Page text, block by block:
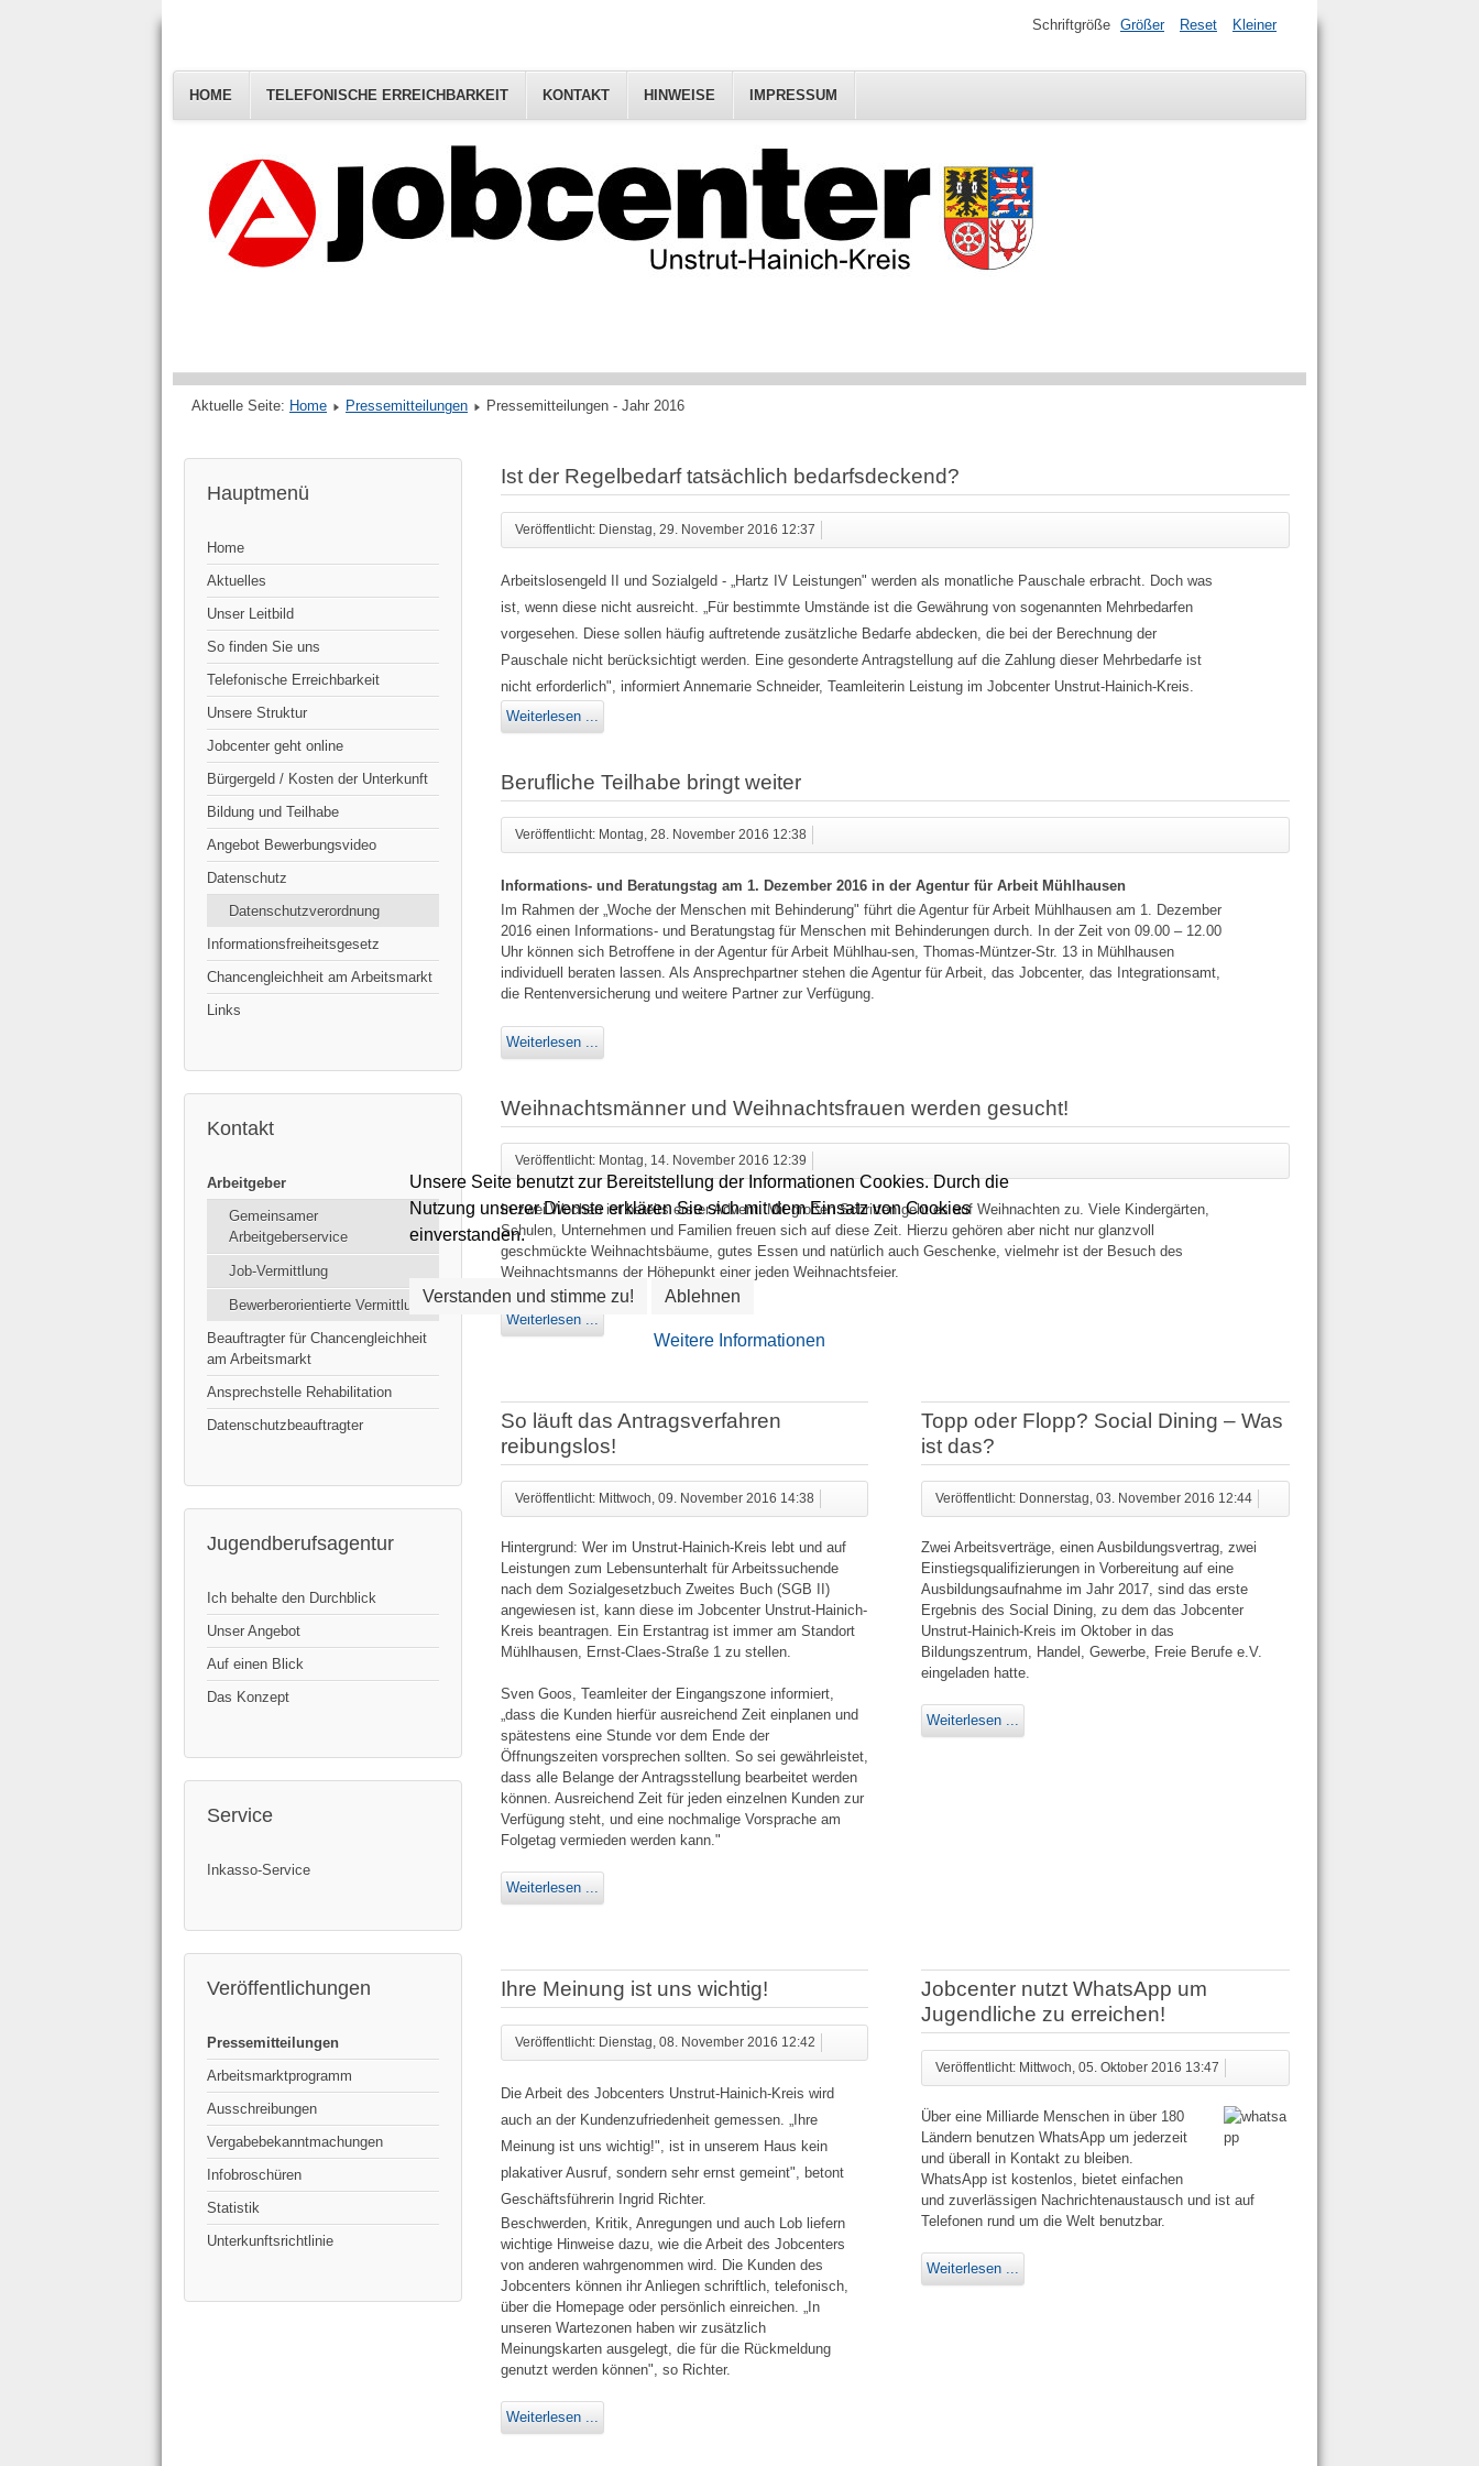
HOME TELEFONISCHE ERREICHBARKEIT KONTAKT HINWEISE IMPRESSUM
Schriftgröße Größer Reset Kleiner
Aktuelle Seite: Home Pressemitteilungen Pressemitteilungen - Jahr 2016
Hauptmenü
Home
Aktuelles
Unser Leitbild
So finden Sie uns
Telefonische Erreichbarkeit
Unsere Struktur
Jobcenter geht online
Bürgergeld / Kosten der Unterkunft
Bildung und Teilhabe
Angebot Bewerbungsvideo
Datenschutz
Datenschutzverordnung
Informationsfreiheitsgesetz
Chancengleichheit am Arbeitsmarkt
Links
Kontakt
Arbeitgeber
Gemeinsamer
Arbeitgeberservice
Job-Vermittlung
Bewerberorientierte Vermittlung
Beauftragter für Chancengleichheit
am Arbeitsmarkt
Ansprechstelle Rehabilitation
Datenschutzbeauftragter
Jugendberufsagentur
Ich behalte den Durchblick
Unser Angebot
Auf einen Blick
Das Konzept
Service
Inkasso-Service
Veröffentlichungen
Pressemitteilungen
Arbeitsmarktprogramm
Ausschreibungen
Vergabebekanntmachungen
Infobroschüren
Statistik
Unterkunftsrichtlinie
Ist der Regelbedarf tatsächlich bedarfsdeckend?
Veröffentlicht: Dienstag, 29. November 2016 12:37
Arbeitslosengeld II und Sozialgeld - „Hartz IV Leistungen" werden als monatliche Pauschale erbracht. Doch was
ist, wenn diese nicht ausreicht. „Für bestimmte Umstände ist die Gewährung von sogenannten Mehrbedarfen
vorgesehen. Diese sollen häufig auftretende zusätzliche Bedarfe abdecken, die bei der Berechnung der
Pauschale nicht berücksichtigt werden. Eine gesonderte Antragstellung auf die Zahlung dieser Mehrbedarfe ist
nicht erforderlich", informiert Annemarie Schneider, Teamleiterin Leistung im Jobcenter Unstrut-Hainich-Kreis.
Weiterlesen ...
Berufliche Teilhabe bringt weiter
Veröffentlicht: Montag, 28. November 2016 12:38
Informations- und Beratungstag am 1. Dezember 2016 in der Agentur für Arbeit Mühlhausen
Im Rahmen der „Woche der Menschen mit Behinderung" führt die Agentur für Arbeit Mühlhausen am 1. Dezember
2016 einen Informations- und Beratungstag für Menschen mit Behinderungen durch. In der Zeit von 09.00 – 12.00
Uhr können sich Betroffene in der Agentur für Arbeit Mühlhau-sen, Thomas-Müntzer-Str. 13 in Mühlhausen
individuell beraten lassen. Als Ansprechpartner stehen die Agentur für Arbeit, das Jobcenter, das Integrationsamt,
die Rentenversicherung und weitere Partner zur Verfügung.
Weiterlesen ...
Weihnachtsmänner und Weihnachtsfrauen werden gesucht!
Veröffentlicht: Montag, 14. November 2016 12:39
In zwei Wochen ist bereits erster Advent. Mit großen Schritten geht es auf Weihnachten zu. Viele Kindergärten,
Schulen, Unternehmen und Familien freuen sich auf diese Zeit. Hierzu gehören aber nicht nur glanzvoll
geschmückte Weihnachtsbäume, gutes Essen und natürlich auch Geschenke, vielmehr ist der Besuch des
Weihnachtsmanns der Höhepunkt einer jeden Weihnachtsfeier.
Weiterlesen ...
So läuft das Antragsverfahren
reibungslos!
Veröffentlicht: Mittwoch, 09. November 2016 14:38
Hintergrund: Wer im Unstrut-Hainich-Kreis lebt und auf
Leistungen zum Lebensunterhalt für Arbeitssuchende
nach dem Sozialgesetzbuch Zweites Buch (SGB II)
angewiesen ist, kann diese im Jobcenter Unstrut-Hainich-
Kreis beantragen. Ein Erstantrag ist immer am Standort
Mühlhausen, Ernst-Claes-Straße 1 zu stellen.
Sven Goos, Teamleiter der Eingangszone informiert,
„dass die Kunden hierfür ausreichend Zeit einplanen und
spätestens eine Stunde vor dem Ende der
Öffnungszeiten vorsprechen sollten. So sei gewährleistet,
dass alle Belange der Antragsstellung bearbeitet werden
können. Ausreichend Zeit für jeden einzelnen Kunden zur
Verfügung steht, und eine nochmalige Vorsprache am
Folgetag vermieden werden kann."
Weiterlesen ...
Topp oder Flopp? Social Dining – Was
ist das?
Veröffentlicht: Donnerstag, 03. November 2016 12:44
Zwei Arbeitsverträge, einen Ausbildungsvertrag, zwei
Einstiegsqualifizierungen in Vorbereitung auf eine
Ausbildungsaufnahme im Jahr 2017, sind das erste
Ergebnis des Social Dining, zu dem das Jobcenter
Unstrut-Hainich-Kreis im Oktober in das
Bildungszentrum, Handel, Gewerbe, Freie Berufe e.V.
eingeladen hatte.
Weiterlesen ...
Ihre Meinung ist uns wichtig!
Veröffentlicht: Dienstag, 08. November 2016 12:42
Die Arbeit des Jobcenters Unstrut-Hainich-Kreis wird
auch an der Kundenzufriedenheit gemessen. „Ihre
Meinung ist uns wichtig!", ist in unserem Haus kein
plakativer Ausruf, sondern sehr ernst gemeint", betont
Geschäftsführerin Ingrid Richter.
Beschwerden, Kritik, Anregungen und auch Lob liefern
wichtige Hinweise dazu, wie die Arbeit des Jobcenters
von anderen wahrgenommen wird. Die Kunden des
Jobcenters können ihr Anliegen schriftlich, telefonisch,
über die Homepage oder persönlich einreichen. „In
unseren Wartezonen haben wir zusätzlich
Meinungskarten ausgelegt, die für die Rückmeldung
genutzt werden können", so Richter.
Weiterlesen ...
Jobcenter nutzt WhatsApp um
Jugendliche zu erreichen!
Veröffentlicht: Mittwoch, 05. Oktober 2016 13:47
Über eine Milliarde Menschen in über 180
Ländern benutzen WhatsApp um jederzeit
und überall in Kontakt zu bleiben.
WhatsApp ist kostenlos, bietet einfachen
und zuverlässigen Nachrichtenaustausch und ist auf
Telefonen rund um die Welt benutzbar.
Weiterlesen ...
Unsere Seite benutzt zur Bereitstellung der Informationen Cookies. Durch die
Nutzung unserer Dienste erklären Sie sich mit dem Einsatz von Cookies
einverstanden.
Verstanden und stimme zu! Ablehnen
Weitere Informationen